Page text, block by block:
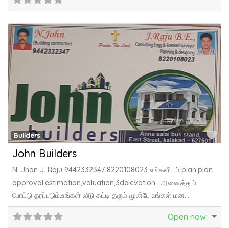
Builders
John Builders
N. Jhon J. Raju 9442332347 8220108023 எங்களிடம் plan,plan
approval,estimation,valuation,3delevation, அனைத்தும்
போட்டு தரப்படும்.உங்கள் வீடு கட்டி தரும் முன்பே உங்கள் மன
விருப்பத்திற்கேற்ப நல்ல
Open now: